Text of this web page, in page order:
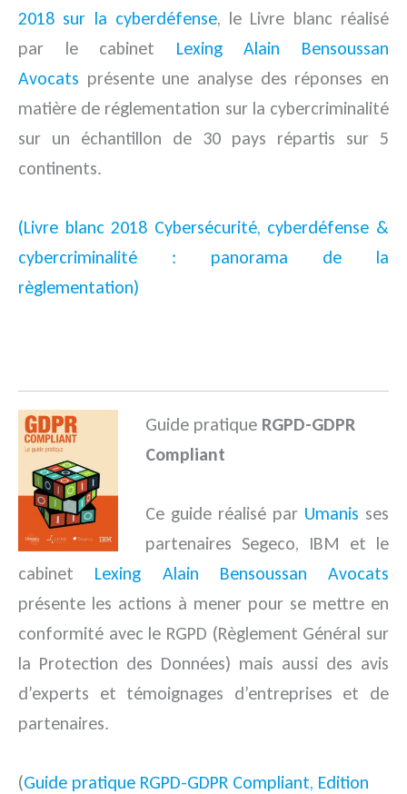
2018 sur la cyberdéfense, le Livre blanc réalisé
par le cabinet Lexing Alain Bensoussan
Avocats présente une analyse des réponses en
matière de réglementation sur la cybercriminalité
sur un échantillon de 30 pays répartis sur 5
continents.
(Livre blanc 2018 Cybersécurité, cyberdéfense &
cybercriminalité : panorama de la
règlementation)
Guide pratique RGPD-GDPR
Compliant
Ce guide réalisé par Umanis ses
partenaires Segeco, IBM et le
cabinet Lexing Alain Bensoussan Avocats
présente les actions à mener pour se mettre en
conformité avec le RGPD (Règlement Général sur
la Protection des Données) mais aussi des avis
d’experts et témoignages d’entreprises et de
partenaires.
(Guide pratique RGPD-GDPR Compliant, Edition